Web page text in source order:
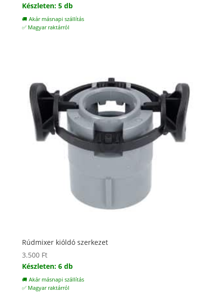
Készleten: 5 db
🚚 Akár másnapi szállítás
✅ Magyar raktárról
Rúdmixer kióldó szerkezet
3.500 Ft
Készleten: 6 db
🚚 Akár másnapi szállítás
✅ Magyar raktárról